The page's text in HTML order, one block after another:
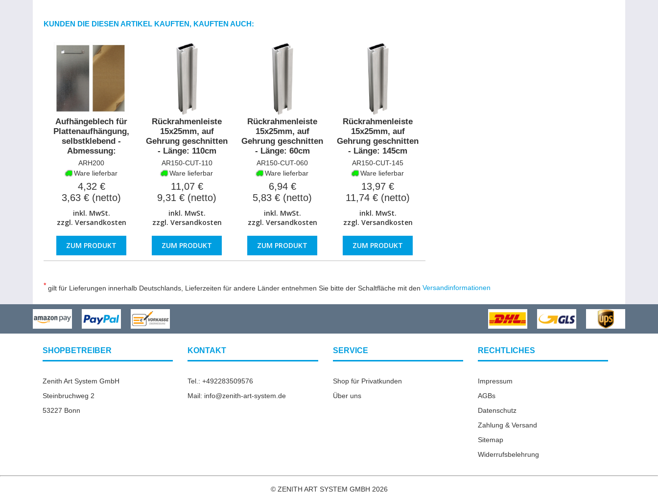
KUNDEN DIE DIESEN ARTIKEL KAUFTEN, KAUFTEN AUCH:
Aufhängeblech für
Plattenaufhängung,
selbstklebend -
Abmessung:
100x200mm
ARH200
Ware lieferbar
4,32 €
3,63 € (netto)
inkl. MwSt.
zzgl. Versandkosten
ZUM PRODUKT
Rückrahmenleiste
15x25mm, auf
Gehrung geschnitten
- Länge: 110cm
AR150-CUT-110
Ware lieferbar
11,07 €
9,31 € (netto)
inkl. MwSt.
zzgl. Versandkosten
ZUM PRODUKT
Rückrahmenleiste
15x25mm, auf
Gehrung geschnitten
- Länge: 60cm
AR150-CUT-060
Ware lieferbar
6,94 €
5,83 € (netto)
inkl. MwSt.
zzgl. Versandkosten
ZUM PRODUKT
Rückrahmenleiste
15x25mm, auf
Gehrung geschnitten
- Länge: 145cm
AR150-CUT-145
Ware lieferbar
13,97 €
11,74 € (netto)
inkl. MwSt.
zzgl. Versandkosten
ZUM PRODUKT
* gilt für Lieferungen innerhalb Deutschlands, Lieferzeiten für andere Länder entnehmen Sie bitte der Schaltfläche mit den Versandinformationen
SHOPBETREIBER
Zenith Art System GmbH
Steinbruchweg 2
53227 Bonn
KONTAKT
Tel.: +492283509576
Mail: info@zenith-art-system.de
SERVICE
Shop für Privatkunden
Über uns
RECHTLICHES
Impressum
AGBs
Datenschutz
Zahlung & Versand
Sitemap
Widerrufsbelehrung
© ZENITH ART SYSTEM GMBH 2026